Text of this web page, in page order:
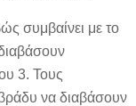
συμβαίνει με το
3. Τους
να διαβάσουν